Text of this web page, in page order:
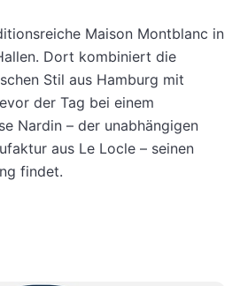
Maison Montblanc in
Dort kombiniert die
Stil aus Hamburg mit
der Tag bei einem
Nardin – der unabhängigen
aus Le Locle – seinen
findet.